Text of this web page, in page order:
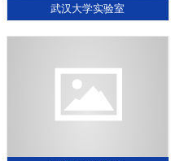
武汉大学实验室